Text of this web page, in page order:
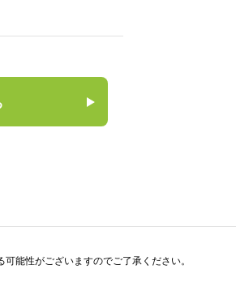
能性がございますのでご了承ください。